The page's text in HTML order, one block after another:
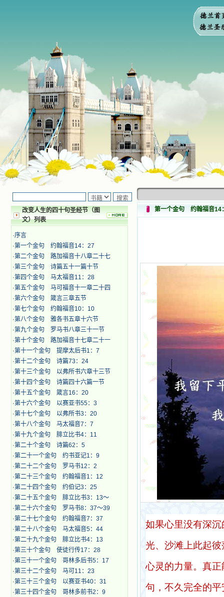
改变人生的四十句圣经节（图
文）列表
·序言
·第一个金句 约翰福音14：27
·第二个金句 路加福音十八章二十七
·第三个金句 诗篇五十一篇十节
·第四个金句 马太福音11：28
·第五个金句 马可福音十一章二十四
·第六个金句 箴言三章五节
·第七个金句 约翰福音10：10
·第八个金句 雅各书五章十六节
·第九个金句 罗马书八章三十一节
·第十个金句 路加福音十七章二十一
·第十一个金句 提摩太后书1：7
·第十二个金句 诗篇73：24
·第十三个金句 以弗所书六章十三节
·第十四个金句 诗篇四十六篇一节
·第十五个金句 箴言16：20
·第十六个金句 以赛亚书55：3
·第十七个金句 以弗所书3：20
·第十八个金句 马太福音7：7
·第十九个金句 腓立比书4：11
·第二十个金句 诗篇62：5
·第二十一个金句 约书亚记1：9
·第二十二个金句 罗马书12：2
·第二十三个金句 约翰福音1：12
·第二十四个金句 约伯记3：25
·第二十五个金句 腓立比书3：13～
·第二十六个金句 罗马书8：37～39
·第二十七个金句 约翰福音7：37
·第二十八个金句 马太福音5：44
·第二十九个金句 腓立比书4：13
·第三十个金句 使徒行传17：28
·第三十一个金句 哥林多后书5：17
·第三十二个金句 马可11：23
·第三十三个金句 以赛亚书40：31
·第三十四个金句 哥林多前书2：9
第一个金句 约翰福音14
如果心里没有深
光、沙滩上此起
心灵的力量。真
句，不久完全的